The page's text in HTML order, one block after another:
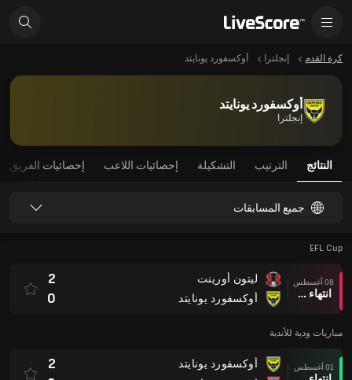
كرة القدم إنجلترا أوكسفورد يونايتد
أوكسفورد يونايتد
إنجلترا
النتائج الترتيب التشكيلة إحصائيات اللاعب إحصائيات الفريق
جميع المسابقات
EFL Cup
08 أغسطس
انتهاء وقت المباراة
ليتون أورينت
أوكسفورد يونايتد
2
0
مباريات ودية للأندية
01 أغسطس
أوكسفورد يونايتد
2